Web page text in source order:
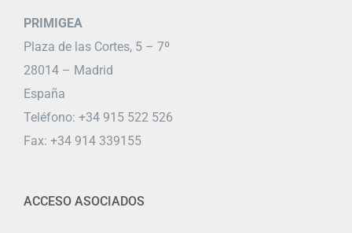
PRIMIGEA
Plaza de las Cortes, 5 – 7º
28014 – Madrid
España
Teléfono: +34 915 522 526
Fax: +34 914 339155
ACCESO ASOCIADOS